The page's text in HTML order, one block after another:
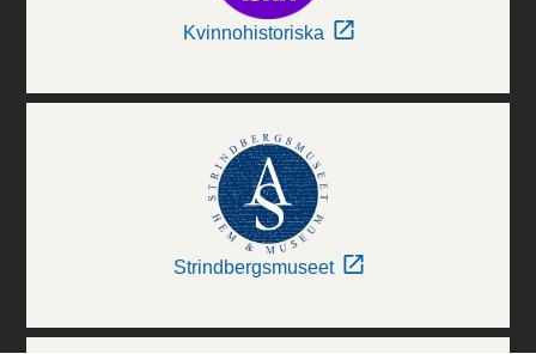
Kvinnohistoriska
Strindbergsmuseet